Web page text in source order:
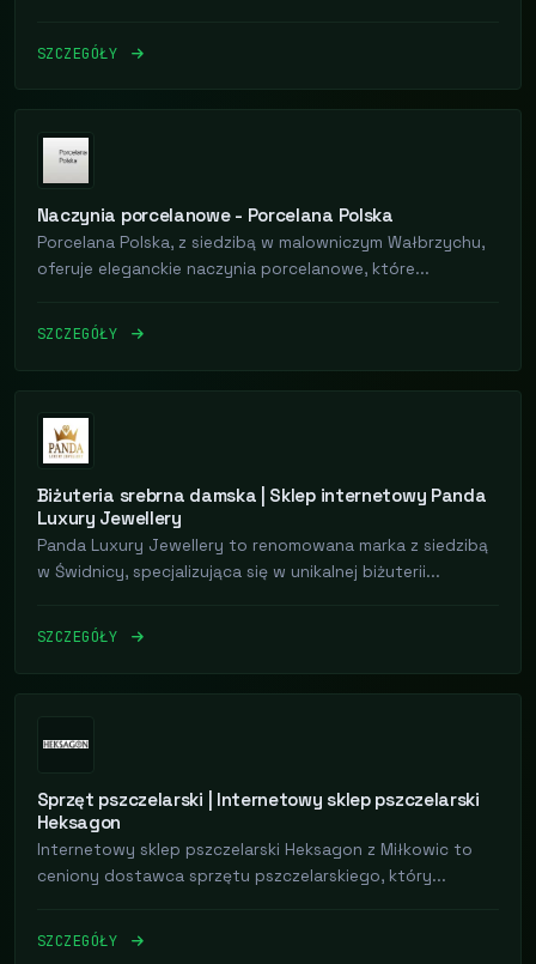
SZCZEGÓŁY
Naczynia porcelanowe - Porcelana Polska
Porcelana Polska, z siedzibą w malowniczym Wałbrzychu,
oferuje eleganckie naczynia porcelanowe, które...
SZCZEGÓŁY
Biżuteria srebrna damska | Sklep internetowy Panda
Luxury Jewellery
Panda Luxury Jewellery to renomowana marka z siedzibą
w Świdnicy, specjalizująca się w unikalnej biżuterii...
SZCZEGÓŁY
Sprzęt pszczelarski | Internetowy sklep pszczelarski
Heksagon
Internetowy sklep pszczelarski Heksagon z Miłkowic to
ceniony dostawca sprzętu pszczelarskiego, który...
SZCZEGÓŁY